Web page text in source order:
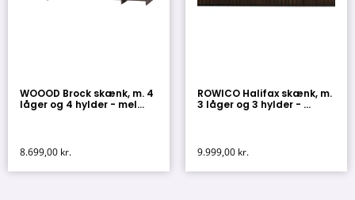
WOOOD Brock skænk, m. 4
låger og 4 hylder - mel...
8.699,00 kr.
ROWICO Halifax skænk, m.
3 låger og 3 hylder - ...
9.999,00 kr.